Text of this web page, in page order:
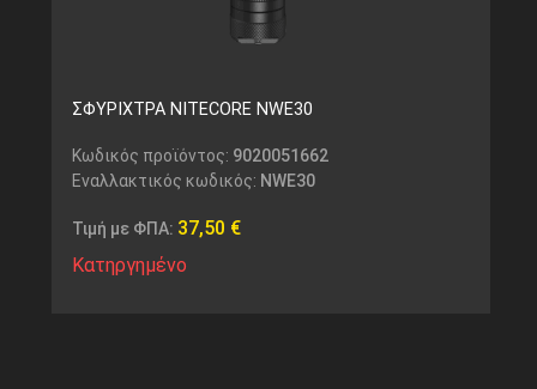
ΣΦΥΡΙΧΤΡΑ NITECORE NWE30
Κωδικός προϊόντος: 9020051662
Εναλλακτικός κωδικός: NWE30
Τιμή με ΦΠΑ: 37,50 €
Κατηργημένο